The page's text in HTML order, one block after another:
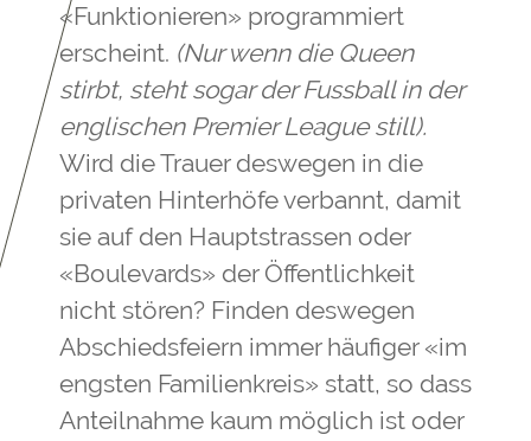
«Funktionieren» programmiert
erscheint. (Nur wenn die Queen
stirbt, steht sogar der Fussball in der
englischen Premier League still).
Wird die Trauer deswegen in die
privaten Hinterhöfe verbannt, damit
sie auf den Hauptstrassen oder
«Boulevards» der Öffentlichkeit
nicht stören? Finden deswegen
Abschiedsfeiern immer häufiger «im
engsten Familienkreis» statt, so dass
Anteilnahme kaum möglich ist oder